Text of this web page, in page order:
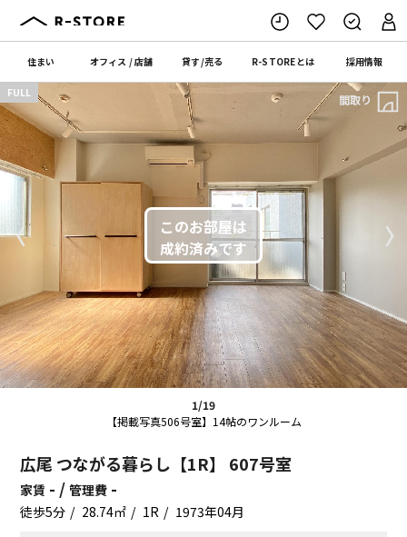
住まい オフィス /店舗 貸す/売る R-STOREとは 採用情報
1/19
【掲載写真506号室】14帖のワンルーム
〈 〉
FULL 間取り
広尾 つながる暮らし【1R】 607号室
家賃 - /管理費 -
徒歩5分 28.74㎡ 1R 1973年04月